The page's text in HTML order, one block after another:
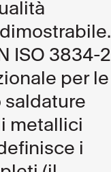
ISO 3834-2
per le
saldature
metallici
i